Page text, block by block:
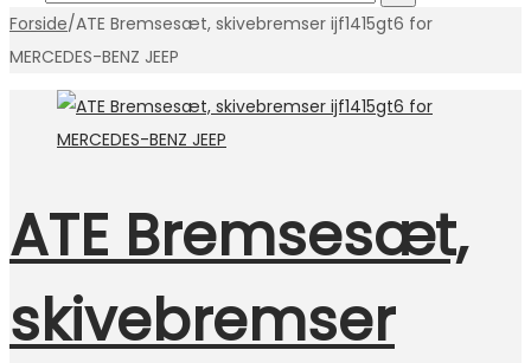
Forside/ATE Bremsesæt, skivebremser ijf1415gt6 for
MERCEDES-BENZ JEEP
ATE Bremsesæt,
skivebremser